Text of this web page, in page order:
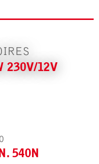
230V/12V
540N